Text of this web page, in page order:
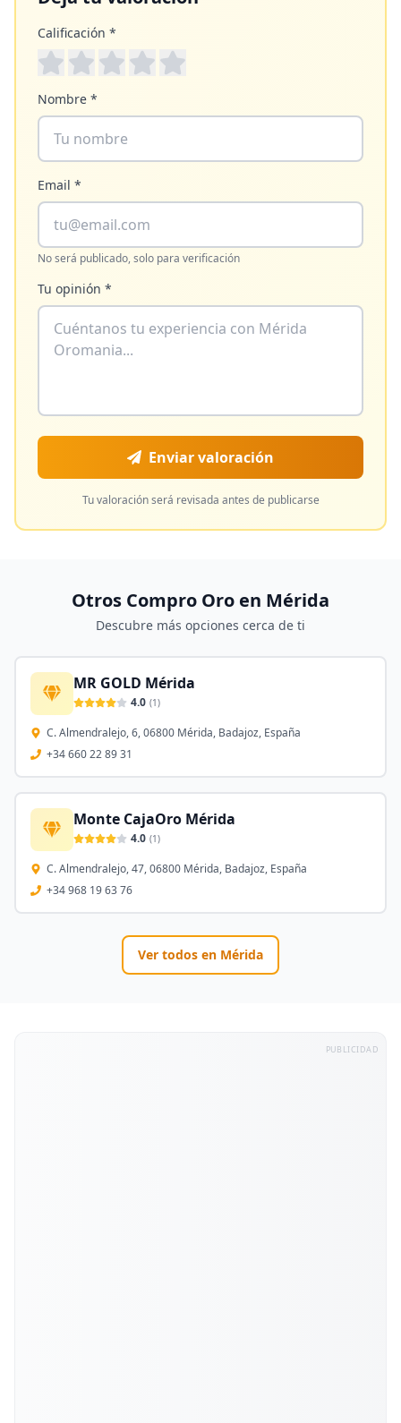
Calificación *
Nombre *
Email *
No será publicado, solo para verificación
Tu opinión *
Enviar valoración
Tu valoración será revisada antes de publicarse
Otros Compro Oro en Mérida
Descubre más opciones cerca de ti
MR GOLD Mérida
4.0 (1)
C. Almendralejo, 6, 06800 Mérida, Badajoz, España
+34 660 22 89 31
Monte CajaOro Mérida
4.0 (1)
C. Almendralejo, 47, 06800 Mérida, Badajoz, España
+34 968 19 63 76
Ver todos en Mérida
PUBLICIDAD